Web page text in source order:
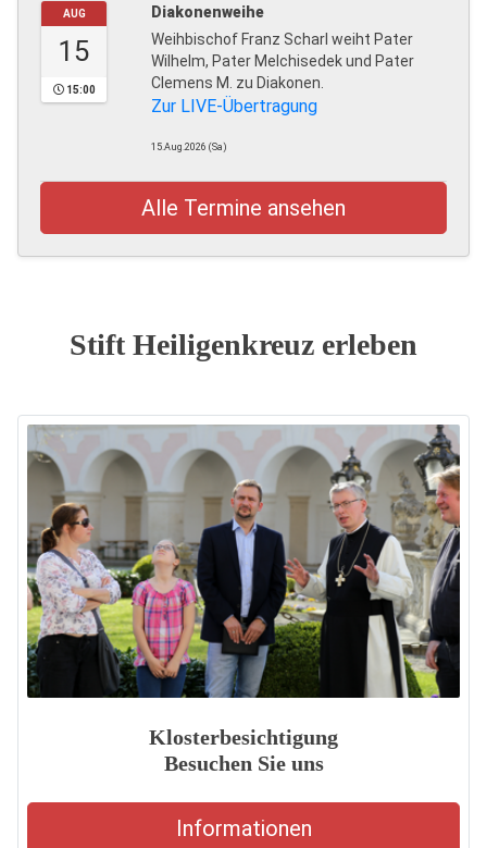
AUG
15
15:00
Diakonenweihe
Weihbischof Franz Scharl weiht Pater
Wilhelm, Pater Melchisedek und Pater
Clemens M. zu Diakonen.
Zur LIVE-Übertragung
15.Aug.2026 (Sa)
Alle Termine ansehen
Stift Heiligenkreuz erleben
Klosterbesichtigung
Besuchen Sie uns
Informationen